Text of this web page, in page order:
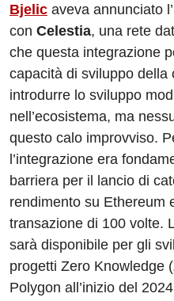
Bjelic aveva annunciato
con Celestia, una rete
che questa integrazione
capacità di sviluppo della
introdurre lo sviluppo
nell’ecosistema, ma
questo calo improvviso.
l’integrazione era
barriera per il lancio di
rendimento su Ethereum
transazione di 100 volte.
sarà disponibile per gli
progetti Zero Knowledge
Polygon all’inizio del